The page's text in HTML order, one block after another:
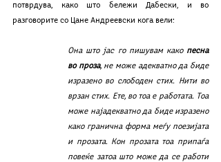
потврдува, како што бележи Дабески, и во
разговорите со Цане Андреевски кога вели:
Она што јас го пишувам како песна
во проза, не може адекватно да биде
изразено во слободен стих. Нити во
врзан стих. Ете, во тоа е работата. Тоа
може најадекватно да биде изразено
како гранична форма меѓу поезијата
и прозата. Кон прозата тоа припаѓа
повеќе затоа што може да се работи